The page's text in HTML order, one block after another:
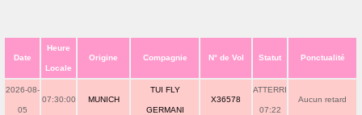
Date
Heure
Locale
Origine Compagnie N° de Vol Statut Ponctualité
2026-08-
05
07:30:00 MUNICH
TUI FLY
GERMANI
X36578
ATTERRI
07:22
Aucun retard